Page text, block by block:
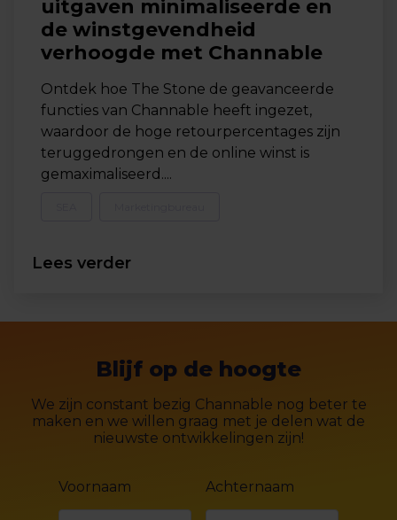
uitgaven minimaliseerde en
de winstgevendheid
verhoogde met Channable
Ontdek hoe The Stone de geavanceerde
functies van Channable heeft ingezet,
waardoor de hoge retourpercentages zijn
teruggedrongen en de online winst is
gemaximaliseerd....
Lees verder
Blijf op de hoogte
We zijn constant bezig Channable nog beter te
maken en we willen graag met je delen wat de
nieuwste ontwikkelingen zijn!
Voornaam Achternaam